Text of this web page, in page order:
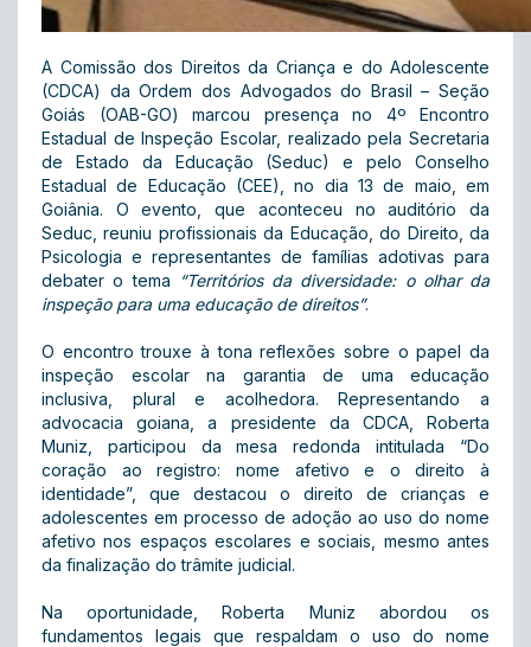
A Comissão dos Direitos da Criança e do Adolescente
(CDCA) da Ordem dos Advogados do Brasil – Seção
Goiás (OAB-GO) marcou presença no 4º Encontro
Estadual de Inspeção Escolar, realizado pela Secretaria
de Estado da Educação (Seduc) e pelo Conselho
Estadual de Educação (CEE), no dia 13 de maio, em
Goiânia. O evento, que aconteceu no auditório da
Seduc, reuniu profissionais da Educação, do Direito, da
Psicologia e representantes de famílias adotivas para
debater o tema “Territórios da diversidade: o olhar da
inspeção para uma educação de direitos”.
O encontro trouxe à tona reflexões sobre o papel da
inspeção escolar na garantia de uma educação
inclusiva, plural e acolhedora. Representando a
advocacia goiana, a presidente da CDCA, Roberta
Muniz, participou da mesa redonda intitulada “Do
coração ao registro: nome afetivo e o direito à
identidade”, que destacou o direito de crianças e
adolescentes em processo de adoção ao uso do nome
afetivo nos espaços escolares e sociais, mesmo antes
da finalização do trâmite judicial.
Na oportunidade, Roberta Muniz abordou os
fundamentos legais que respaldam o uso do nome